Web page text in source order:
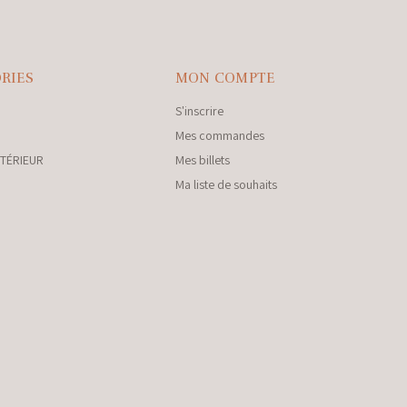
MON COMPTE
S'inscrire
Mes commandes
Mes billets
Ma liste de souhaits